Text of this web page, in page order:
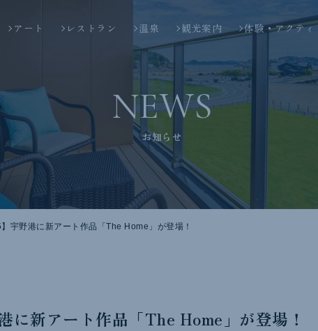
アート レストラン 温泉 観光案内 体験・アクティ
NEWS
お知らせ
宇野港に新アート作品「The Home」が登場！
に新アート作品「The Home」が登場！